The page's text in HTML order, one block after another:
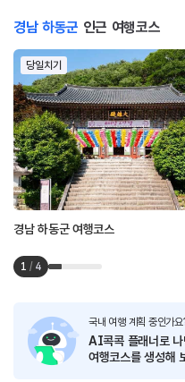
경남 하동군 인근 여행코스
당일치기
경남 하동군 여행코스
1 / 4
국내 여행 계획 중인가요
AI콕콕 플래너로
여행코스를 생성해